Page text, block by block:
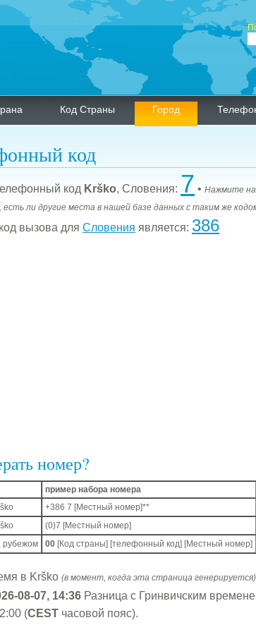
Код Страны Город
код
код Krško, Словения: 7 • Нажмите на
есть ли другие места в нашей базе данных с таким же
вызова для Словения является: 386
номер?
пример набора номера
+386 7 [Местный номер]**
(0)7 [Местный номер]
рубежом 00 [Код страны] [телефонный код] [Местный номер]
в Krško (в момент, когда эта страница генерируется)
08-07, 14:36 Разница с Гринвичским
(CEST часовой пояс).